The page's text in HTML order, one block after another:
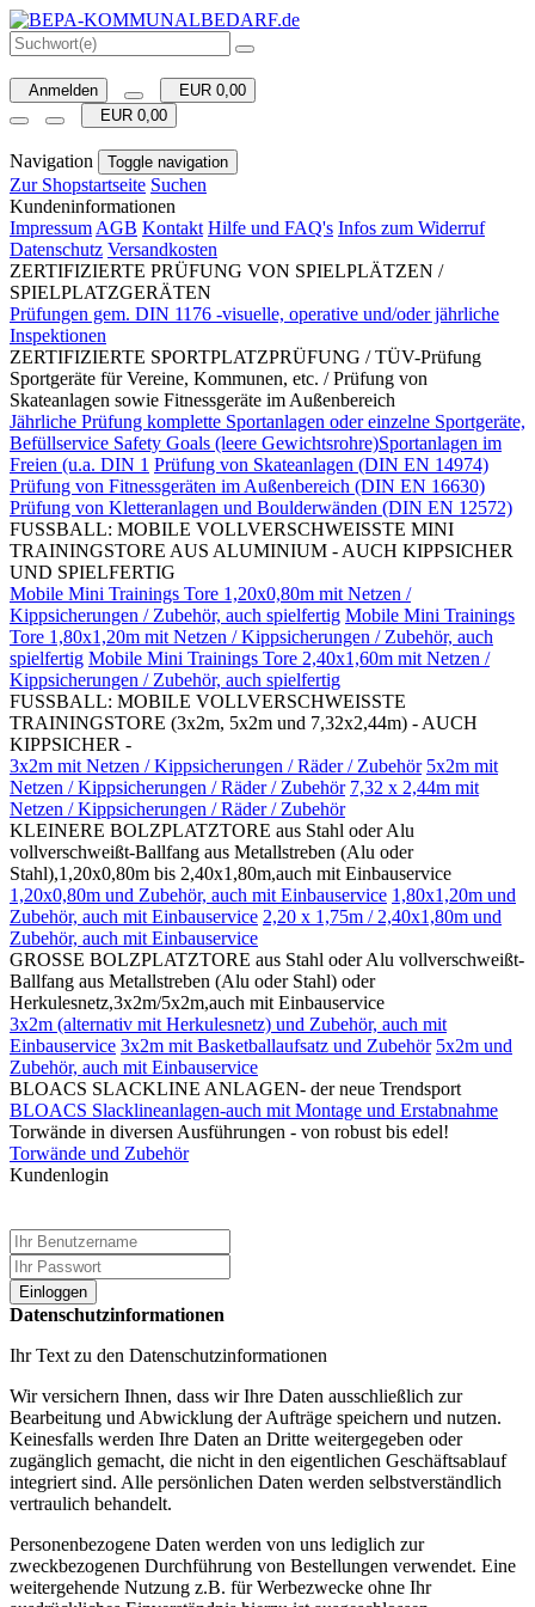
Anmelden
EUR 0,00
EUR 0,00
Navigation Toggle navigation
Zur Shopstartseite Suchen
Kundeninformationen
Impressum AGB Kontakt Hilfe und FAQ's Infos zum Widerruf
Datenschutz Versandkosten
ZERTIFIZIERTE PRÜFUNG VON SPIELPLÄTZEN /
SPIELPLATZGERÄTEN
Prüfungen gem. DIN 1176 -visuelle, operative und/oder jährliche
Inspektionen
ZERTIFIZIERTE SPORTPLATZPRÜFUNG / TÜV-Prüfung
Sportgeräte für Vereine, Kommunen, etc. / Prüfung von
Skateanlagen sowie Fitnessgeräte im Außenbereich
Jährliche Prüfung komplette Sportanlagen oder einzelne Sportgeräte,
Befüllservice Safety Goals (leere Gewichtsrohre)Sportanlagen im
Freien (u.a. DIN 1 Prüfung von Skateanlagen (DIN EN 14974)
Prüfung von Fitnessgeräten im Außenbereich (DIN EN 16630)
Prüfung von Kletteranlagen und Boulderwänden (DIN EN 12572)
FUSSBALL: MOBILE VOLLVERSCHWEISSTE MINI
TRAININGSTORE AUS ALUMINIUM - AUCH KIPPSICHER
UND SPIELFERTIG
Mobile Mini Trainings Tore 1,20x0,80m mit Netzen /
Kippsicherungen / Zubehör, auch spielfertig Mobile Mini Trainings
Tore 1,80x1,20m mit Netzen / Kippsicherungen / Zubehör, auch
spielfertig Mobile Mini Trainings Tore 2,40x1,60m mit Netzen /
Kippsicherungen / Zubehör, auch spielfertig
FUSSBALL: MOBILE VOLLVERSCHWEISSTE
TRAININGSTORE (3x2m, 5x2m und 7,32x2,44m) - AUCH
KIPPSICHER -
3x2m mit Netzen / Kippsicherungen / Räder / Zubehör 5x2m mit
Netzen / Kippsicherungen / Räder / Zubehör 7,32 x 2,44m mit
Netzen / Kippsicherungen / Räder / Zubehör
KLEINERE BOLZPLATZTORE aus Stahl oder Alu
vollverschweißt-Ballfang aus Metallstreben (Alu oder
Stahl),1,20x0,80m bis 2,40x1,80m,auch mit Einbauservice
1,20x0,80m und Zubehör, auch mit Einbauservice 1,80x1,20m und
Zubehör, auch mit Einbauservice 2,20 x 1,75m / 2,40x1,80m und
Zubehör, auch mit Einbauservice
GROSSE BOLZPLATZTORE aus Stahl oder Alu vollverschweißt-
Ballfang aus Metallstreben (Alu oder Stahl) oder
Herkulesnetz,3x2m/5x2m,auch mit Einbauservice
3x2m (alternativ mit Herkulesnetz) und Zubehör, auch mit
Einbauservice 3x2m mit Basketballaufsatz und Zubehör 5x2m und
Zubehör, auch mit Einbauservice
BLOACS SLACKLINE ANLAGEN- der neue Trendsport
BLOACS Slacklineanlagen-auch mit Montage und Erstabnahme
Torwände in diversen Ausführungen - von robust bis edel!
Torwände und Zubehör
Kundenlogin
Einloggen
Datenschutzinformationen
Ihr Text zu den Datenschutzinformationen
Wir versichern Ihnen, dass wir Ihre Daten ausschließlich zur
Bearbeitung und Abwicklung der Aufträge speichern und nutzen.
Keinesfalls werden Ihre Daten an Dritte weitergegeben oder
zugänglich gemacht, die nicht in den eigentlichen Geschäftsablauf
integriert sind. Alle persönlichen Daten werden selbstverständlich
vertraulich behandelt.
Personenbezogene Daten werden von uns lediglich zur
zweckbezogenen Durchführung von Bestellungen verwendet. Eine
weitergehende Nutzung z.B. für Werbezwecke ohne Ihr